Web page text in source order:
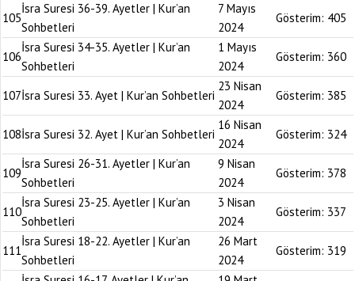
105
İsra Suresi 36-39. Ayetler | Kur’an
Sohbetleri
7 Mayıs
2024
Gösterim: 405
106
İsra Suresi 34-35. Ayetler | Kur’an
Sohbetleri
1 Mayıs
2024
Gösterim: 360
107İsra Suresi 33. Ayet | Kur’an Sohbetleri
23 Nisan
2024
Gösterim: 385
108İsra Suresi 32. Ayet | Kur’an Sohbetleri
16 Nisan
2024
Gösterim: 324
109
İsra Suresi 26-31. Ayetler | Kur’an
Sohbetleri
9 Nisan
2024
Gösterim: 378
110
İsra Suresi 23-25. Ayetler | Kur’an
Sohbetleri
3 Nisan
2024
Gösterim: 337
111
İsra Suresi 18-22. Ayetler | Kur’an
Sohbetleri
26 Mart
2024
Gösterim: 319